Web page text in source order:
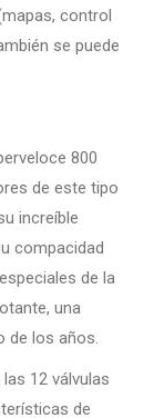
control
se puede
800
de este tipo
increíble
compacidad
de la
una
de los años.
12 válvulas
de